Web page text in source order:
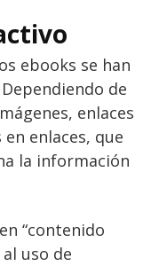
ebooks se han
de
enlaces
enlaces, que
la información
“contenido
uso de